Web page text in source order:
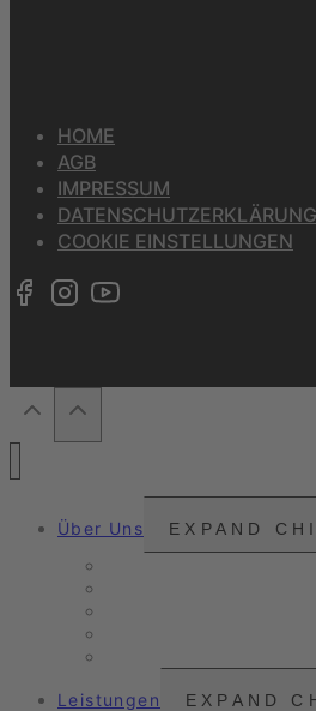
HOME
AGB
IMPRESSUM
DATENSCHUTZERKLÄRUNG
COOKIE EINSTELLUNGEN
Über Uns EXPAND
Leistungen EXPAND